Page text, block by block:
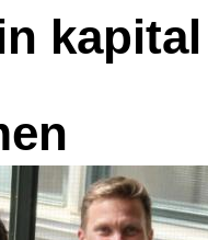
kapital